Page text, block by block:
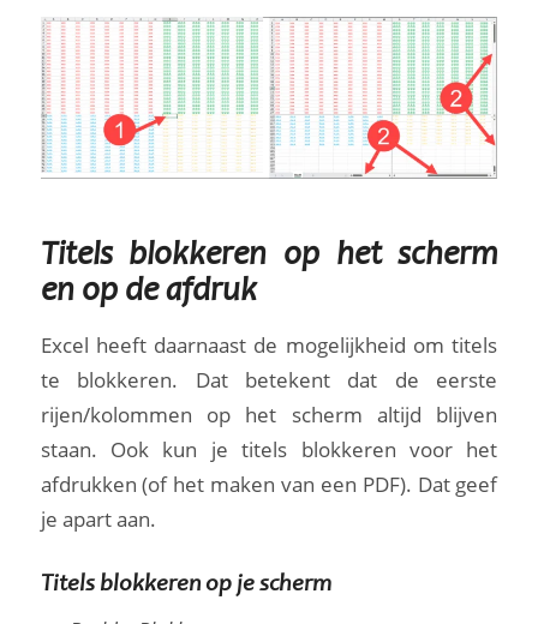
Titels blokkeren op het scherm
en op de afdruk
Excel heeft daarnaast de mogelijkheid om titels
te blokkeren. Dat betekent dat de eerste
rijen/kolommen op het scherm altijd blijven
staan. Ook kun je titels blokkeren voor het
afdrukken (of het maken van een PDF). Dat geef
je apart aan.
Titels blokkeren op je scherm